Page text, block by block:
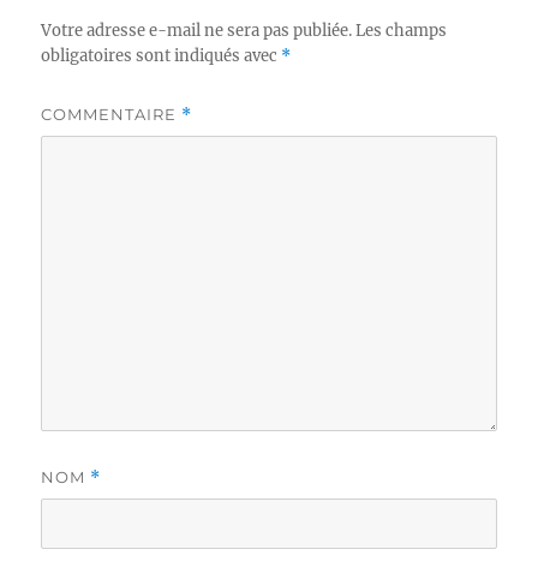
Votre adresse e-mail ne sera pas publiée. Les champs
obligatoires sont indiqués avec *
COMMENTAIRE *
NOM *